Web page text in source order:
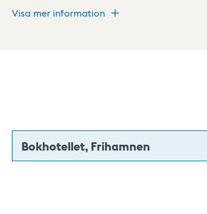
Visa mer information
Bokhotellet, Frihamnen